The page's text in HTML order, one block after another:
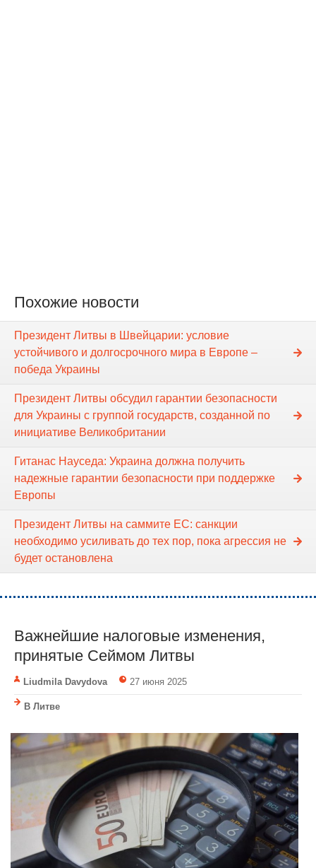
Похожие новости
Президент Литвы в Швейцарии: условие
устойчивого и долгосрочного мира в Европе –
победа Украины
Президент Литвы обсудил гарантии безопасности
для Украины с группой государств, созданной по
инициативе Великобритании
Гитанас Науседа: Украина должна получить
надежные гарантии безопасности при поддержке
Европы
Президент Литвы на саммите ЕС: санкции
необходимо усиливать до тех пор, пока агрессия не
будет остановлена
Важнейшие налоговые изменения,
принятые Сеймом Литвы
Liudmila Davydova 27 июня 2025
В Литве